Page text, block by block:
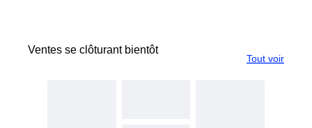
Ventes se clôturant bientôt
Tout voir